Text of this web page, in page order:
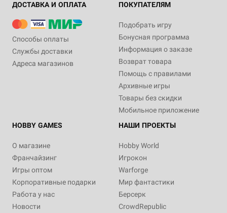
ДОСТАВКА И ОПЛАТА
Способы оплаты
Службы доставки
Адреса магазинов
ПОКУПАТЕЛЯМ
Подобрать игру
Бонусная программа
Информация о заказе
Возврат товара
Помощь с правилами
Архивные игры
Товары без скидки
Мобильное приложение
HOBBY GAMES
О магазине
Франчайзинг
Игры оптом
Корпоративные подарки
Работа у нас
Новости
НАШИ ПРОЕКТЫ
Hobby World
Игрокон
Warforge
Мир фантастики
Берсерк
CrowdRepublic